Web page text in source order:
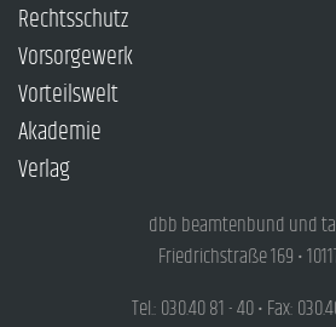
Rechtsschutz
Vorsorgewerk
Vorteilswelt
Akademie
Verlag
dbb beamtenbund und
Friedrichstraße 169 •
Tel.: 030.40 81 - 40 • Fax: